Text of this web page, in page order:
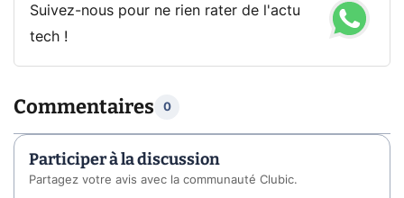
Suivez-nous pour ne rien rater de l'actu
tech !
Commentaires 0
Participer à la discussion
Partagez votre avis avec la communauté Clubic.